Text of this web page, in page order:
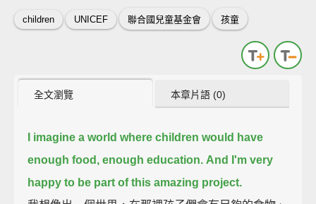
children UNICEF 聯合國兒童基金會 孩童
全文瀏覽 本章片語 (0)
I imagine a world where children would have
enough food, enough education. And I'm very
happy to be part of this amazing project.